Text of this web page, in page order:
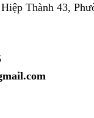
Thành 43,